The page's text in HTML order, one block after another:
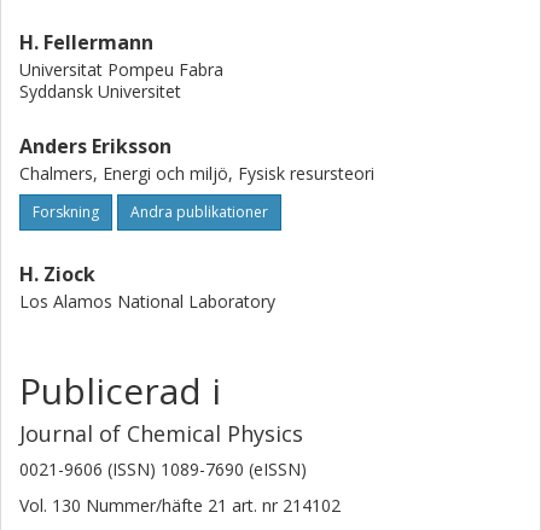
H. Fellermann
Universitat Pompeu Fabra
Syddansk Universitet
Anders Eriksson
Chalmers, Energi och miljö, Fysisk resursteori
Forskning Andra publikationer
H. Ziock
Los Alamos National Laboratory
Publicerad i
Journal of Chemical Physics
0021-9606 (ISSN) 1089-7690 (eISSN)
Vol. 130 Nummer/häfte 21 art. nr 214102